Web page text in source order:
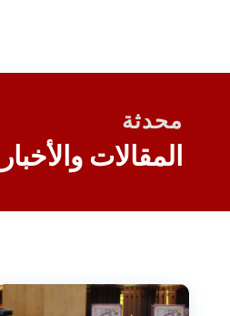
محدثة
المقالات والأخبار